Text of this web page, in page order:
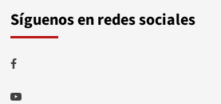
Síguenos en redes sociales
Facebook
Youtube